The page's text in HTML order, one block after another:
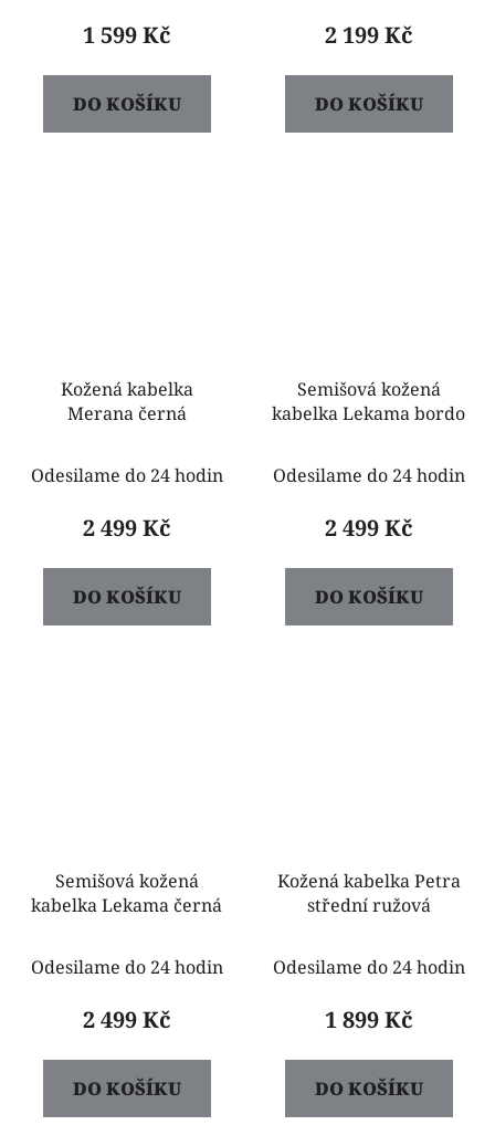
1 599 Kč
DO KOŠÍKU
2 199 Kč
DO KOŠÍKU
Kožená kabelka
Merana černá
Odesilame do 24 hodin
2 499 Kč
DO KOŠÍKU
Semišová kožená
kabelka Lekama bordo
Odesilame do 24 hodin
2 499 Kč
DO KOŠÍKU
Semišová kožená
kabelka Lekama černá
Odesilame do 24 hodin
2 499 Kč
DO KOŠÍKU
Kožená kabelka Petra
střední ružová
Odesilame do 24 hodin
1 899 Kč
DO KOŠÍKU